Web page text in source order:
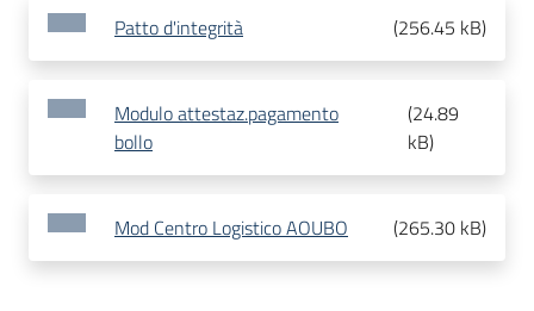
Patto d'integrità (256.45 kB)
Modulo attestaz.pagamento
bollo
(24.89
kB)
Mod Centro Logistico AOUBO (265.30 kB)